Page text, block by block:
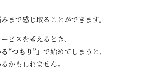
まで感じ取ることができます。
ビスを考えるとき、
“つもり”」 で始めてしまうと、
かもしれません。